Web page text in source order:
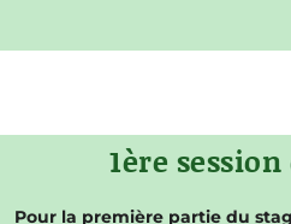
1ère
Pour la première partie du